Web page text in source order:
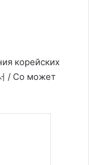
корейских
/ Со может